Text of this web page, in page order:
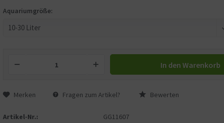
Aquariumgröße:
In den Warenkorb
Merken Fragen zum Artikel? Bewerten
Artikel-Nr.:
GG11607